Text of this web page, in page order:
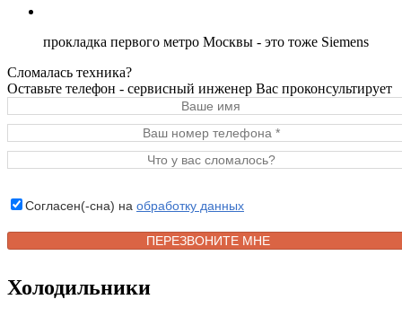
прокладка первого метро Москвы - это тоже Siemens
Сломалась техника?
Оставьте телефон - сервисный инженер Вас проконсультирует
Согласен(-сна) на обработку данных
Холодильники